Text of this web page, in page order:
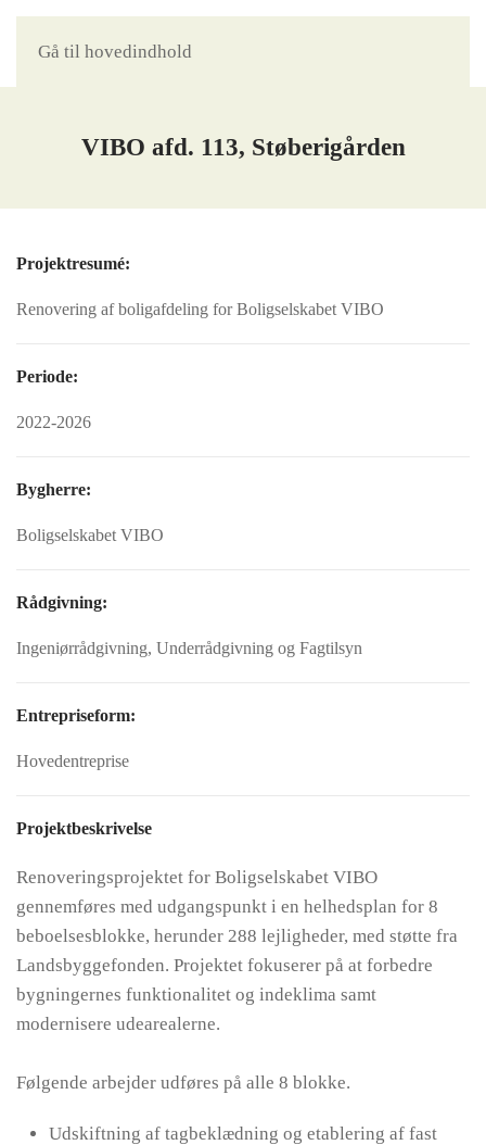
Gå til hovedindhold
VIBO afd. 113, Støberigården
Projektresumé:
Renovering af boligafdeling for Boligselskabet VIBO
Periode:
2022-2026
Bygherre:
Boligselskabet VIBO
Rådgivning:
Ingeniørrådgivning, Underrådgivning og Fagtilsyn
Entrepriseform:
Hovedentreprise
Projektbeskrivelse
Renoveringsprojektet for Boligselskabet VIBO
gennemføres med udgangspunkt i en helhedsplan for 8
beboelsesblokke, herunder 288 lejligheder, med støtte fra
Landsbyggefonden. Projektet fokuserer på at forbedre
bygningernes funktionalitet og indeklima samt
modernisere udearealerne.
Følgende arbejder udføres på alle 8 blokke.
Udskiftning af tagbeklædning og etablering af fast